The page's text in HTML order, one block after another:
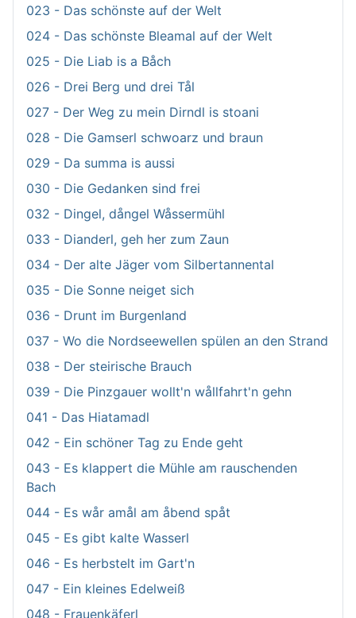
023 - Das schönste auf der Welt
024 - Das schönste Bleamal auf der Welt
025 - Die Liab is a Båch
026 - Drei Berg und drei Tål
027 - Der Weg zu mein Dirndl is stoani
028 - Die Gamserl schwoarz und braun
029 - Da summa is aussi
030 - Die Gedanken sind frei
032 - Dingel, dångel Wåssermühl
033 - Dianderl, geh her zum Zaun
034 - Der alte Jäger vom Silbertannental
035 - Die Sonne neiget sich
036 - Drunt im Burgenland
037 - Wo die Nordseewellen spülen an den Strand
038 - Der steirische Brauch
039 - Die Pinzgauer wollt'n wållfahrt'n gehn
041 - Das Hiatamadl
042 - Ein schöner Tag zu Ende geht
043 - Es klappert die Mühle am rauschenden
Bach
044 - Es wår amål am åbend spåt
045 - Es gibt kalte Wasserl
046 - Es herbstelt im Gart'n
047 - Ein kleines Edelweiß
048 - Frauenkäferl